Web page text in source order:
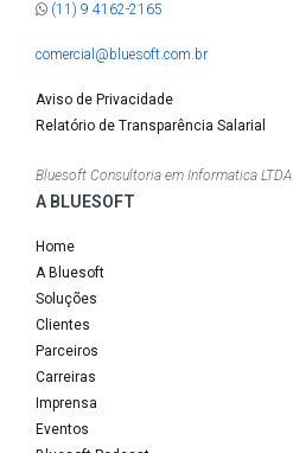
(11) 9 4162-2165
comercial@bluesoft.com.br
Aviso de Privacidade
Relatório de Transparência Salarial
Bluesoft Consultoria em Informatica LTDA
A BLUESOFT
Home
A Bluesoft
Soluções
Clientes
Parceiros
Carreiras
Imprensa
Eventos